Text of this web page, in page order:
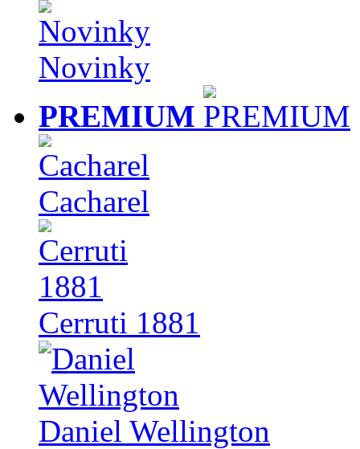
Novinky
PREMIUM
Cacharel
Cerruti 1881
Daniel Wellington